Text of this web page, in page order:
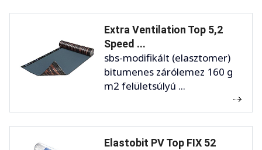
Extra Ventilation Top 5,2
Speed ...
sbs-modifikált (elasztomer)
bitumenes zárólemez 160 g
m2 felületsúlyú ...
Elastobit PV Top FIX 52